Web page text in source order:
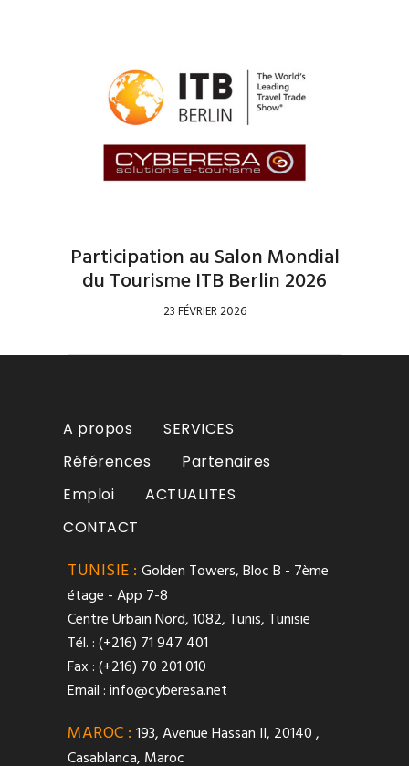
Participation au Salon Mondial
du Tourisme ITB Berlin 2026
23 FÉVRIER 2026
A propos
SERVICES
Références
Partenaires
Emploi
ACTUALITES
CONTACT
TUNISIE : Golden Towers, Bloc B - 7ème
étage - App 7-8
Centre Urbain Nord, 1082, Tunis, Tunisie
Tél. : (+216) 71 947 401
Fax : (+216) 70 201 010
Email :info@cyberesa.net
MAROC : 193, Avenue Hassan II, 20140 ,
Casablanca, Maroc